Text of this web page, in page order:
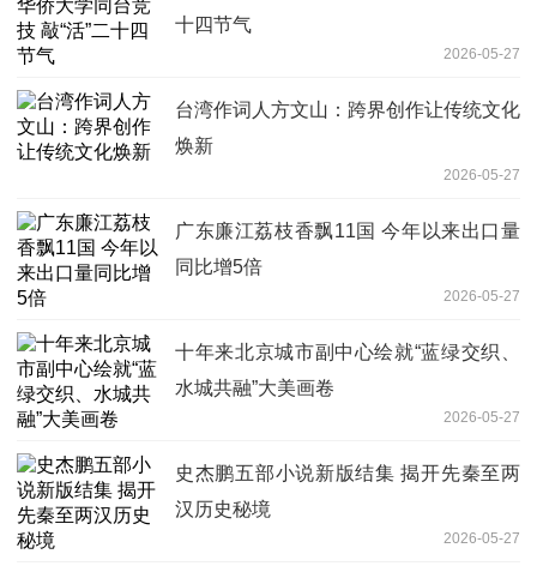
十四节气
2026-05-27
台湾作词人方文山：跨界创作让传统文化
焕新
2026-05-27
广东廉江荔枝香飘11国 今年以来出口量
同比增5倍
2026-05-27
十年来北京城市副中心绘就“蓝绿交织、
水城共融”大美画卷
2026-05-27
史杰鹏五部小说新版结集 揭开先秦至两
汉历史秘境
2026-05-27